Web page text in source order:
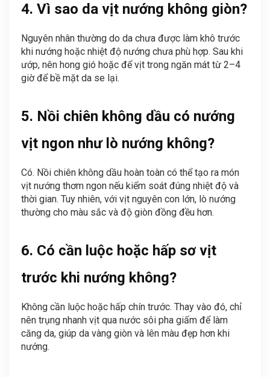
4. Vì sao da vịt nướng không giòn?
Nguyên nhân thường do da chưa được làm khô trước
khi nướng hoặc nhiệt độ nướng chưa phù hợp. Sau khi
ướp, nên hong gió hoặc để vịt trong ngăn mát từ 2–4
giờ để bề mặt da se lại.
5. Nồi chiên không dầu có nướng
vịt ngon như lò nướng không?
Có. Nồi chiên không dầu hoàn toàn có thể tạo ra món
vịt nướng thơm ngon nếu kiểm soát đúng nhiệt độ và
thời gian. Tuy nhiên, với vịt nguyên con lớn, lò nướng
thường cho màu sắc và độ giòn đồng đều hơn.
6. Có cần luộc hoặc hấp sơ vịt
trước khi nướng không?
Không cần luộc hoặc hấp chín trước. Thay vào đó, chỉ
nên trụng nhanh vịt qua nước sôi pha giấm để làm
căng da, giúp da vàng giòn và lên màu đẹp hơn khi
nướng.